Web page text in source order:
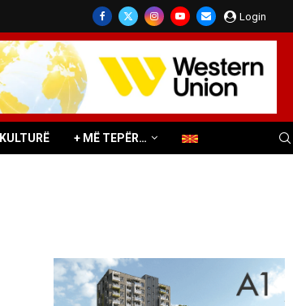
Login
KULTURË + MË TEPËR…